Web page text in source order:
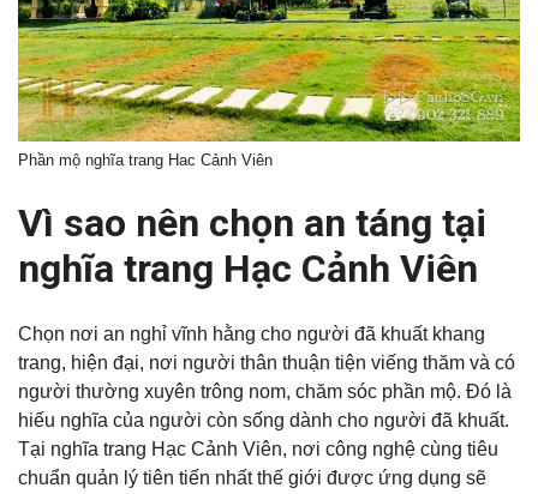
Phần mộ nghĩa trang Hac Cảnh Viên
Vì sao nên chọn an táng tại
nghĩa trang Hạc Cảnh Viên
Chọn nơi an nghỉ vĩnh hằng cho người đã khuất khang
trang, hiện đại, nơi người thân thuận tiện viếng thăm và có
người thường xuyên trông nom, chăm sóc phần mộ. Đó là
hiếu nghĩa của người còn sống dành cho người đã khuất.
Tại nghĩa trang Hạc Cảnh Viên, nơi công nghệ cùng tiêu
chuẩn quản lý tiên tiến nhất thế giới được ứng dụng sẽ